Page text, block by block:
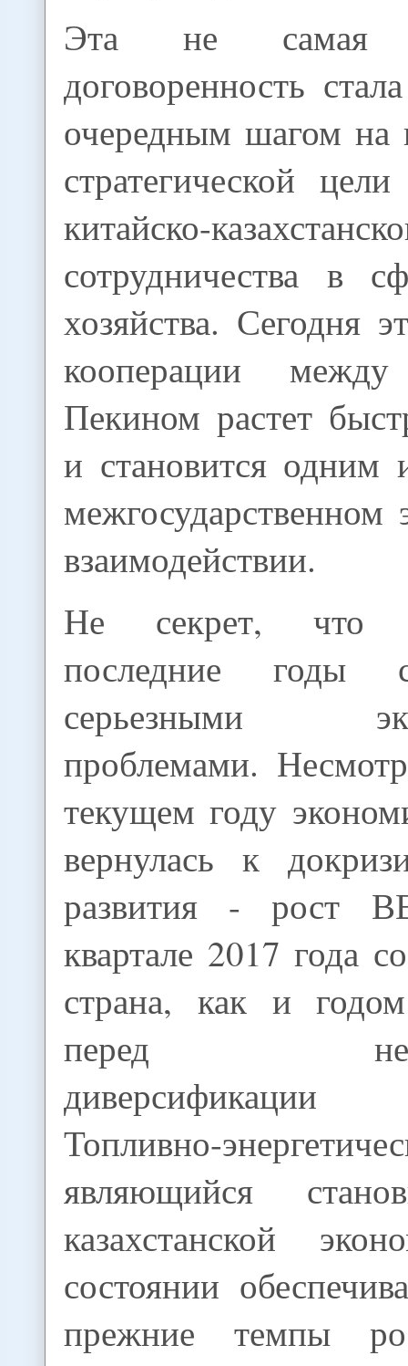
Эта не самая
договоренность
очередным шагом на
стратегической
китайско-
сотрудничества в
хозяйства. Сегодня
кооперации
Пекином растет
и становится одним
межгосударственном
взаимодействии.
Не секрет, что
последние годы
серьезными
проблемами.
текущем году
вернулась к
развития - рост
квартале 2017 года
страна, как и
перед
Топливно-
являющийся
казахстанской
состоянии
прежние темпы